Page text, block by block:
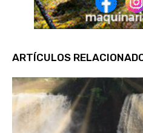
ARTÍCULOS